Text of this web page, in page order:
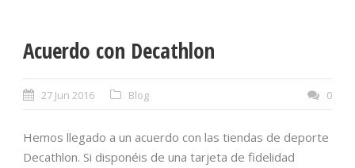
Acuerdo con Decathlon
27 Jun 2016 Blog 0
Hemos llegado a un acuerdo con las tiendas de deporte
Decathlon. Si disponéis de una tarjeta de fidelidad